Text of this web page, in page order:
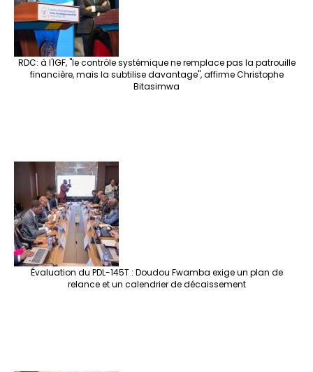
RDC: à l'IGF, "le contrôle systémique ne remplace pas la patrouille
financière, mais la subtilise davantage", affirme Christophe
Bitasimwa
Évaluation du PDL-145T : Doudou Fwamba exige un plan de
relance et un calendrier de décaissement